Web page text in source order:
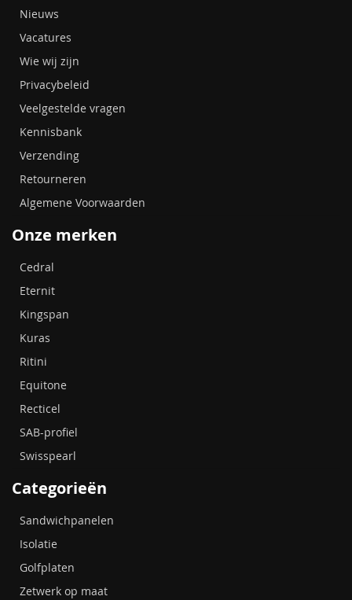
Nieuws
Vacatures
Wie wij zijn
Privacybeleid
Veelgestelde vragen
Kennisbank
Verzending
Retourneren
Algemene Voorwaarden
Onze merken
Cedral
Eternit
Kingspan
Kuras
Ritini
Equitone
Recticel
SAB-profiel
Swisspearl
Categorieën
Sandwichpanelen
Isolatie
Golfplaten
Zetwerk op maat